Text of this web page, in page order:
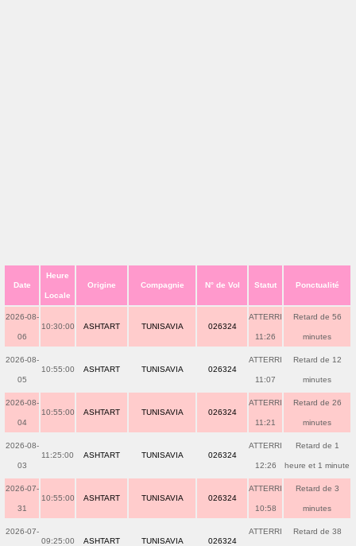
Date
Heure
Locale
Origine Compagnie N° de Vol Statut Ponctualité
2026-08-
06
10:30:00 ASHTART TUNISAVIA 026324
ATTERRI
11:26
Retard de 56
minutes
2026-08-
05
10:55:00 ASHTART TUNISAVIA 026324
ATTERRI
11:07
Retard de 12
minutes
2026-08-
04
10:55:00 ASHTART TUNISAVIA 026324
ATTERRI
11:21
Retard de 26
minutes
2026-08-
03
11:25:00 ASHTART TUNISAVIA 026324
ATTERRI
12:26
Retard de 1
heure et 1 minute
2026-07-
31
10:55:00 ASHTART TUNISAVIA 026324
ATTERRI
10:58
Retard de 3
minutes
2026-07-
09:25:00 ASHTART TUNISAVIA 026324
ATTERRI Retard de 38